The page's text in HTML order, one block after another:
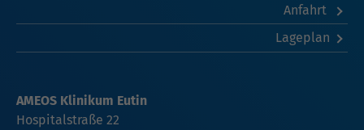
Anfahrt
Lageplan
AMEOS Klinikum Eutin
Hospitalstraße 22